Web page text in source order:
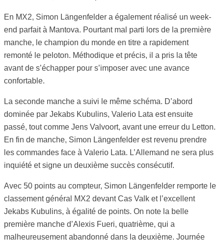
En MX2, Simon Längenfelder a également réalisé un week-
end parfait à Mantova. Pourtant mal parti lors de la première
manche, le champion du monde en titre a rapidement
remonté le peloton. Méthodique et précis, il a pris la tête
avant de s’échapper pour s’imposer avec une avance
confortable.
La seconde manche a suivi le même schéma. D’abord
dominée par Jekabs Kubulins, Valerio Lata est ensuite
passé, tout comme Jens Valvoort, avant une erreur du Letton.
En fin de manche, Simon Längenfelder est revenu prendre
les commandes face à Valerio Lata. L’Allemand ne sera plus
inquiété et signe un deuxième succès consécutif.
Avec 50 points au compteur, Simon Längenfelder remporte le
classement général MX2 devant Cas Valk et l’excellent
Jekabs Kubulins, à égalité de points. On note la belle
première manche d’Alexis Fueri, quatrième, qui a
malheureusement abandonné dans la deuxième. Journée